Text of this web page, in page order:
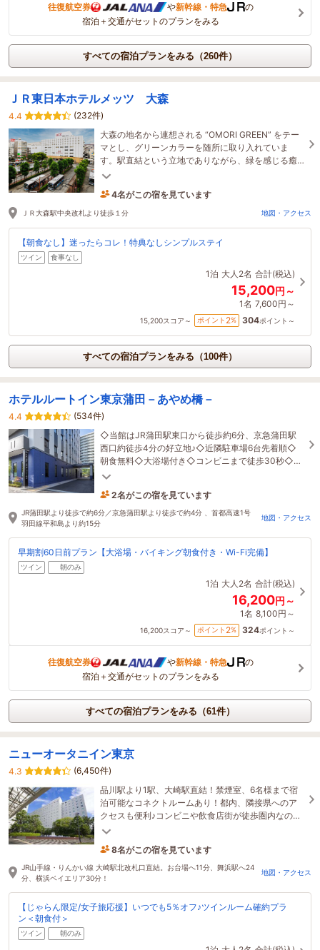
往復航空券 や新幹線・特急
の
宿泊＋交通がセットのプランをみる
すべての宿泊プランをみる（260件）
ＪＲ東日本ホテルメッツ 大森
4.4
(232件)
大森の地名から連想される “OMORI GREEN” をテー
マとし、グリーンカラーを随所に取り入れていま
す。駅直結という立地でありながら、緑を感じる癒
しの空間を提供いたします。
4名がこの宿を見ています
ＪＲ大森駅中央改札より徒歩１分 地図・アクセス
【朝食なし】迷ったらコレ！特典なしシンプルステイ
ツイン 食事なし
1泊 大人2名 合計(税込)
15,200円～
1名 7,600円～
15,200スコア～ ポイント 2% 304ポイント～
すべての宿泊プランをみる（100件）
ホテルルートイン東京蒲田－あやめ橋－
4.4
(534件)
◇当館はJR蒲田駅東口から徒歩約6分、京急蒲田駅
西口約徒歩4分の好立地♪◇近隣駐車場6台先着順◇
朝食無料◇大浴場付き◇コンビニまで徒歩30秒◇チ
ェックイン前後荷物あずかり可
2名がこの宿を見ています
2時間前に予約されました
JR蒲田駅より徒歩で約6分／京急蒲田駅より徒歩で約4分 、首都高速1号
羽田線平和島より約15分
地図・アクセス
早期割60日前プラン【大浴場・バイキング朝食付き・Wi-Fi完備】
ツイン 朝のみ
1泊 大人2名 合計(税込)
16,200円～
1名 8,100円～
16,200スコア～ ポイント 2% 324ポイント～
往復航空券 や新幹線・特急
の
宿泊＋交通がセットのプランをみる
すべての宿泊プランをみる（61件）
ニューオータニイン東京
4.3
(6,450件)
品川駅より1駅、大崎駅直結！禁煙室、6名様まで宿
泊可能なコネクトルームあり！都内、隣接県へのア
クセスも便利♪コンビニや飲食店街が徒歩圏内なの
で、ビジネスや観光の拠点におすすめです。
8名がこの宿を見ています
18分前に予約されました
JR山手線・りんかい線 大崎駅北改札口直結。お台場へ11分、舞浜駅へ24
分、横浜ベイエリア30分！
地図・アクセス
【じゃらん限定/女子旅応援】いつでも5％オフ♪ツインルーム確約プラ
ン＜朝食付＞
ツイン 朝のみ